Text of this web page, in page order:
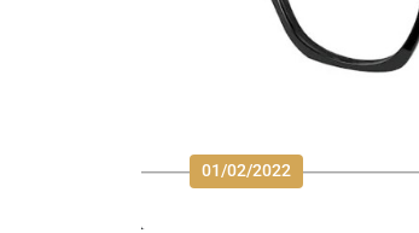
01/02/2022